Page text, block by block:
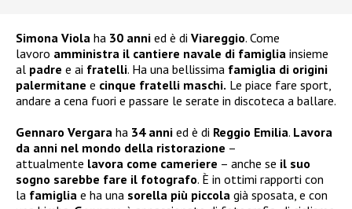
Simona Viola ha 30 anni ed è di Viareggio. Come
lavoro amministra il cantiere navale di famiglia insieme
al padre e ai fratelli. Ha una bellissima famiglia di origini
palermitane e cinque fratelli maschi. Le piace fare sport,
andare a cena fuori e passare le serate in discoteca a ballare.
Gennaro Vergara ha 34 anni ed è di Reggio Emilia. Lavora
da anni nel mondo della ristorazione –
attualmente lavora come cameriere – anche se il suo
sogno sarebbe fare il fotografo. È in ottimi rapporti con
la famiglia e ha una sorella più piccola già sposata, e con